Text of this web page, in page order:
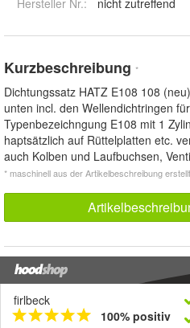
Hersteller Nr.:
nicht zutreffend
Kurzbeschreibung *
Dichtungssatz HATZ E108 108
unten incl. den Wellendichtringen
Typenbezeichngung E108 mit 1
haptsätzlich auf Rüttelplatten etc.
auch Kolben und Laufbuchsen,
* maschinell aus der Artikelbeschreibung erstellt
firlbeck
100% positiv